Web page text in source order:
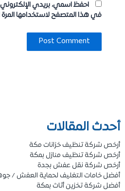
احفظ اسمي، بريدي
في هذا المتصفح لاستخدامها
أحدث المقالات
أرخص شركة تنظيف خزانات مكة
أرخص شركة تنظيف منازل بمكة
أرخص شركة نقل عفش بجدة
أفضل خامات التغليف لحماية العفش /
أفضل شركة تخزين أثاث بمكة